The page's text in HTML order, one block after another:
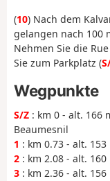
(10) Nach dem
gelangen nach 100
Nehmen Sie die
Sie zum Parkplatz (
Wegpunkte
S/Z : km 0 - alt. 166
Beaumesnil
1 : km 0.73 - alt.
2 : km 2.08 - alt.
3 : km 2.36 - alt.